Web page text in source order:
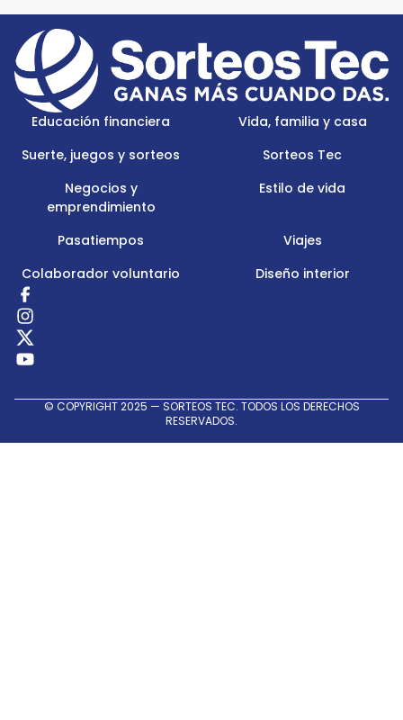
Footer
Menu
Logo
Educación financiera
Vida, familia y casa
Suerte, juegos y sorteos
Sorteos Tec
Negocios y
emprendimiento
Estilo de vida
Pasatiempos
Viajes
Colaborador voluntario
Diseño interior
Redes
Sociales
© COPYRIGHT 2025 — SORTEOS TEC. TODOS LOS DERECHOS
RESERVADOS.